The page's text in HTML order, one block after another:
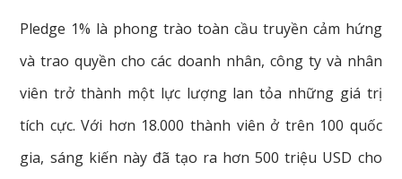
Pledge 1% là phong trào toàn cầu truyền cảm hứng
và trao quyền cho các doanh nhân, công ty và nhân
viên trở thành một lực lượng lan tỏa những giá trị
tích cực. Với hơn 18.000 thành viên ở trên 100 quốc
gia, sáng kiến này đã tạo ra hơn 500 triệu USD cho